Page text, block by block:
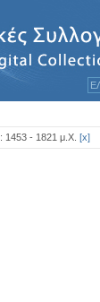
: 1453 - 1821 μ.Χ. [x]